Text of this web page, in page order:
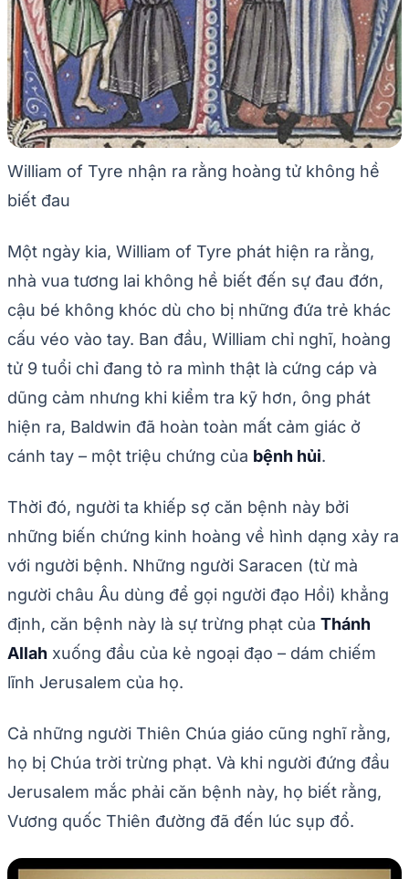
William of Tyre nhận ra rằng hoàng tử không hề
biết đau
Một ngày kia, William of Tyre phát hiện ra rằng,
nhà vua tương lai không hề biết đến sự đau đớn,
cậu bé không khóc dù cho bị những đứa trẻ khác
cấu véo vào tay. Ban đầu, William chỉ nghĩ, hoàng
tử 9 tuổi chỉ đang tỏ ra mình thật là cứng cáp và
dũng cảm nhưng khi kiểm tra kỹ hơn, ông phát
hiện ra, Baldwin đã hoàn toàn mất cảm giác ở
cánh tay – một triệu chứng của bệnh hủi.
Thời đó, người ta khiếp sợ căn bệnh này bởi
những biến chứng kinh hoàng về hình dạng xảy ra
với người bệnh. Những người Saracen (từ mà
người châu Âu dùng để gọi người đạo Hồi) khẳng
định, căn bệnh này là sự trừng phạt của Thánh
Allah xuống đầu của kẻ ngoại đạo – dám chiếm
lĩnh Jerusalem của họ.
Cả những người Thiên Chúa giáo cũng nghĩ rằng,
họ bị Chúa trời trừng phạt. Và khi người đứng đầu
Jerusalem mắc phải căn bệnh này, họ biết rằng,
Vương quốc Thiên đường đã đến lúc sụp đổ.